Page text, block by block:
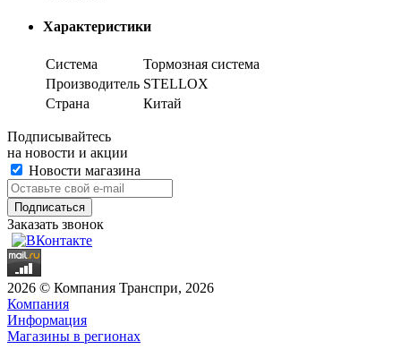
Характеристики
Система
Тормозная система
Производитель STELLOX
Страна
Китай
Подписывайтесь
на новости и акции
Новости магазина
Заказать звонок
2026 © Компания Транспри, 2026
Компания
Информация
Магазины в регионах